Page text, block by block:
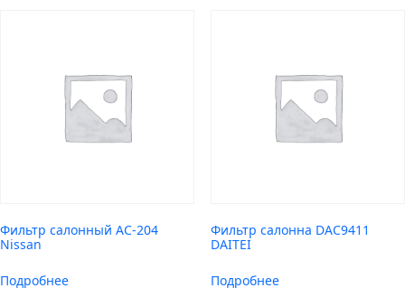
Фильтр салонный AC-204
Nissan
Подробнее
Фильтр салонна DAC9411
DAITEI
Подробнее